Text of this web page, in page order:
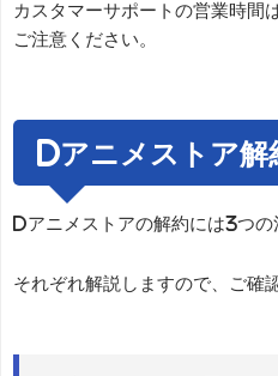
カスタマーサポートの営業時間
ご注意ください。
dアニメストア解
dアニメストアの解約には3つの
それぞれ解説しますので、ご確